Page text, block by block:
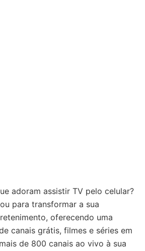
adoram assistir TV pelo celular?
para transformar a sua
oferecendo uma
canais grátis, filmes e séries em
de 800 canais ao vivo à sua